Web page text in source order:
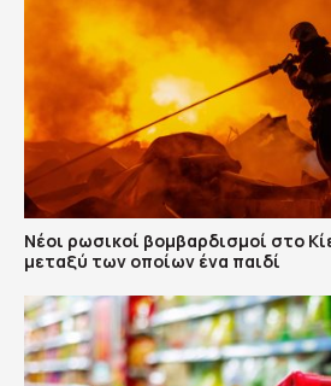
Νέοι ρωσικοί βομβαρδισμοί στο
μεταξύ των οποίων ένα παιδί